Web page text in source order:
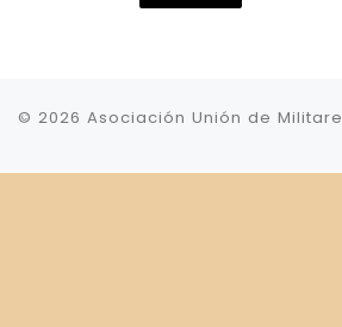
© 2026 Asociación Unión de